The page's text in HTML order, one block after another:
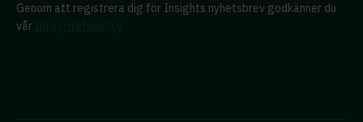
Genom att registrera dig för Insights nyhetsbrev godkänner du
vår